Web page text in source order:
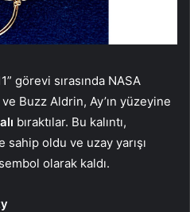
görevi sırasında NASA
Buzz Aldrin, Ay’ın yüzeyine
bıraktılar. Bu kalıntı,
oldu ve uzay yarışı
olarak kaldı.